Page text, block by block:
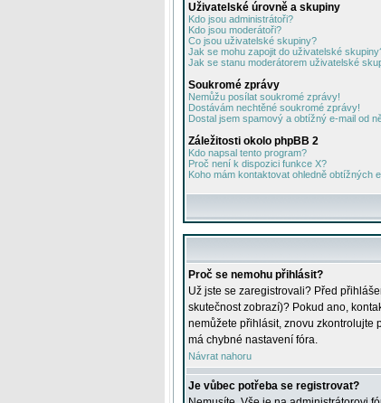
Uživatelské úrovně a skupiny
Kdo jsou administrátoři?
Kdo jsou moderátoři?
Co jsou uživatelské skupiny?
Jak se mohu zapojit do uživatelské
Jak se stanu moderátorem uživatelské
Soukromé zprávy
Nemůžu posílat soukromé zprávy!
Dostávám nechtěné soukromé zprávy!
Dostal jsem spamový a obtížný e-mail od
Záležitosti okolo phpBB 2
Kdo napsal tento program?
Proč není k dispozici funkce X?
Koho mám kontaktovat ohledně obtížných
Proč se nemohu přihlásit?
Už jste se zaregistrovali? Před
skutečnost zobrazí)? Pokud ano,
nemůžete přihlásit, znovu zkontrolujte
má chybné nastavení fóra.
Návrat nahoru
Je vůbec potřeba se registrovat?